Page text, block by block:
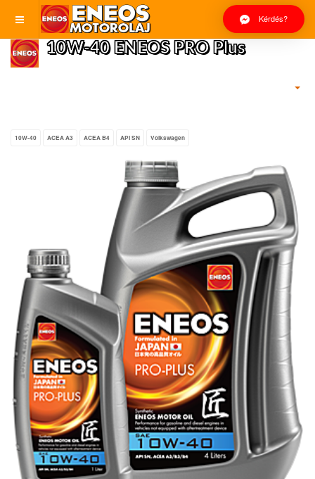
Kérdés?
10W-40 ENEOS PRO Plus
10W-40 ACEA A3 ACEA B4 API SN Volkswagen